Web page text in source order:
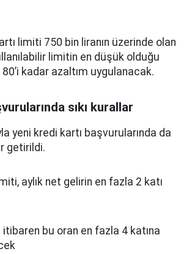
limiti 750 bin liranın üzerinde olan
limitin en düşük olduğu
kadar azaltım uygulanacak.
sıkı kurallar
yeni kredi kartı başvurularında da
getirildi.
aylık net gelirin en fazla 2 katı
itibaren bu oran en fazla 4 katına